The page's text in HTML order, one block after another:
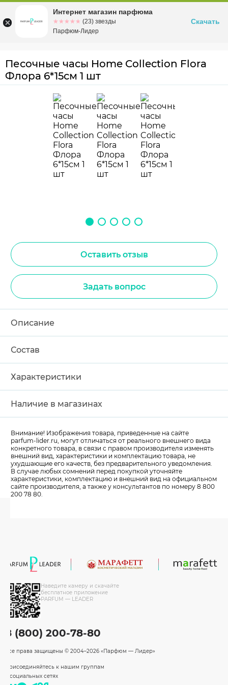
Омскул. Заозерная, 11, к. 1
Песочные часы Home Collection Flora
Флора 6*15см 1 шт
Оставить отзыв
Задать вопрос
Описание
Состав
Характеристики
Наличие в магазинах
Внимание! Изображения товара, приведенные на сайте
parfum-lider.ru, могут отличаться от реального внешнего вида
конкретного товара, в связи с правом производителя изменять
внешний вид, характеристики и комплектацию товара, не
ухудшающие его качеств, без предварительного уведомления.
В случае любых сомнений перед покупкой уточняйте
характеристики, комплектацию и внешний вид на официальном
сайте производителя, а также у консультантов по номеру 8 800
200 78 80.
Наведите камеру и скачайте
бесплатное приложение
PARFUM — LEADER
8 (800) 200-78-80
Все права защищены © 2004–2026 «Парфюм — Лидер»
Присоединяйтесь к нашим группам
в социальных сетях
Интернет магазин парфюма
☆☆☆☆☆
★★★★★ (23) звезды
Парфюм-Лидер
Скачать